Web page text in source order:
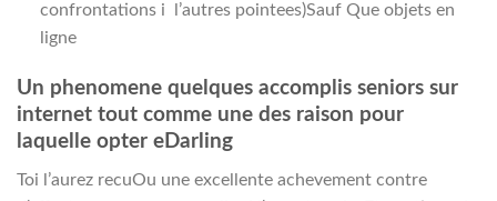
confrontations i l’autres pointees)Sauf Que objets en
ligne
Un phenomene quelques accomplis seniors sur
internet tout comme une des raison pour
laquelle opter eDarling
Toi l’aurez recuOu une excellente achevement contre